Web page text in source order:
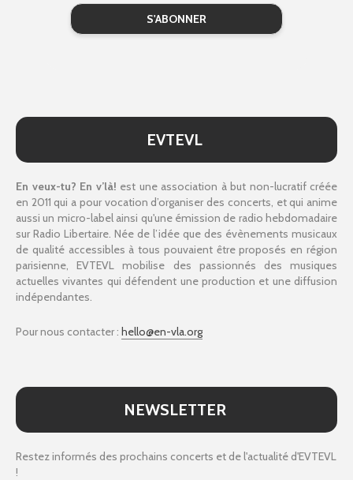
EVTEVL
En veux-tu? En v’là! est une association à but non-lucratif créée
en 2011 qui a pour vocation d’organiser des concerts, et qui anime
aussi un micro-label ainsi qu'une émission de radio hebdomadaire
sur Radio Libertaire. Née de l’idée que des évènements musicaux
de qualité accessibles à tous pouvaient être proposés en région
parisienne, EVTEVL mobilise des passionnés des musiques
actuelles vivantes qui défendent une production et une diffusion
indépendantes.
Pour nous contacter : hello@en-vla.org
NEWSLETTER
Restez informés des prochains concerts et de l'actualité d'EVTEVL
!